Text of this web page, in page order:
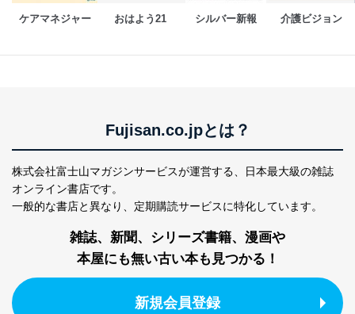
人情報
質向上のため
るご案内のため
採用応募者の方の
個人情報
5
当社の従業者の個
人情報
パートナー（提携
企業）からの委託
により当社の
定期購読サービス
購入商品配送のため
提携企業及びお客様がご購入され
た商品の発売元企業からのｅメー
ル等による商品、
当社のサービス利用状況の把握お
ケアマネジャー おはよう21 シルバー新報 介護ビジョン
Fujisan.co.jpとは？
株式会社富士山マガジンサービスが運営する、
日本最大級の雑誌
オンライン書店です。
一般的な書店と異なり、 定期購読サービスに特化しています。
雑誌、新聞、シリーズ書籍、漫画や
本屋にも無い古い本も見つかる！
新規会員登録